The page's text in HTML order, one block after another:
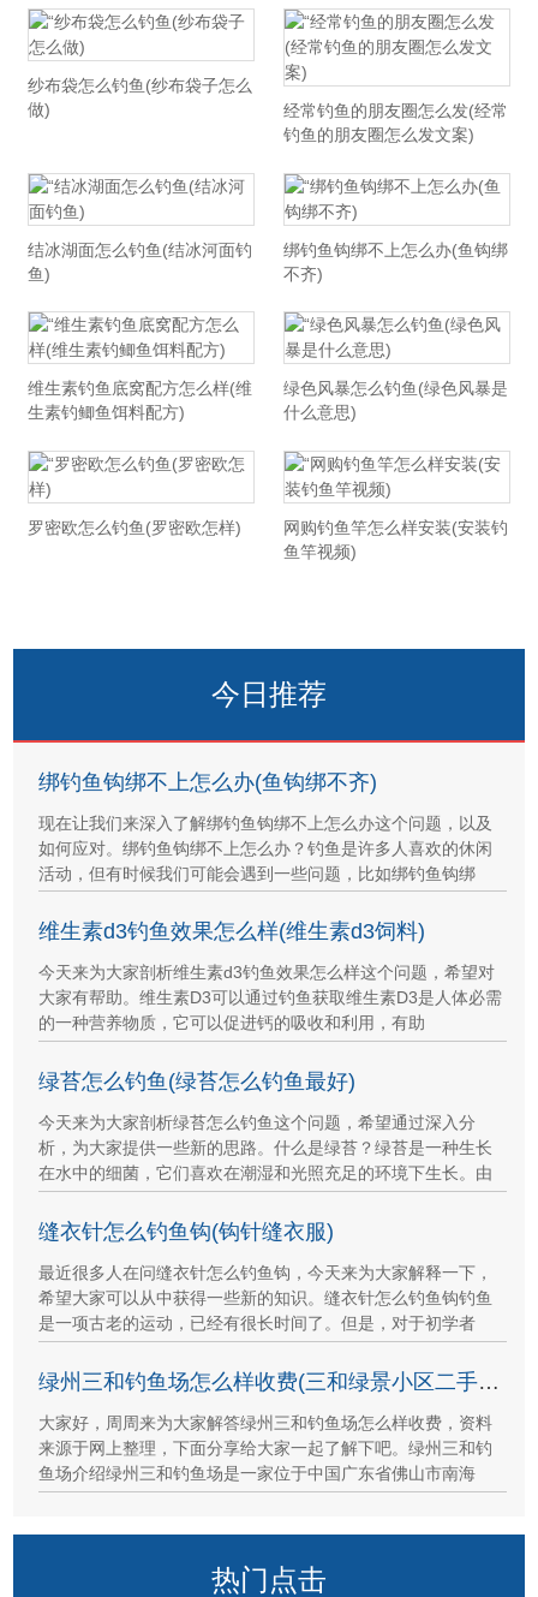
纱布袋怎么钓鱼(纱布袋子怎么
做)
经常钓鱼的朋友圈怎么发(经常
钓鱼的朋友圈怎么发文案)
结冰湖面怎么钓鱼(结冰河面钓
鱼)
绑钓鱼钩绑不上怎么办(鱼钩绑
不齐)
维生素钓鱼底窝配方怎么样(维
生素钓鲫鱼饵料配方)
绿色风暴怎么钓鱼(绿色风暴是
什么意思)
罗密欧怎么钓鱼(罗密欧怎样)
网购钓鱼竿怎么样安装(安装钓
鱼竿视频)
今日推荐
绑钓鱼钩绑不上怎么办(鱼钩绑不齐)
现在让我们来深入了解绑钓鱼钩绑不上怎么办这个问题，以及
如何应对。绑钓鱼钩绑不上怎么办？钓鱼是许多人喜欢的休闲
活动，但有时候我们可能会遇到一些问题，比如绑钓鱼钩绑
维生素d3钓鱼效果怎么样(维生素d3饲料)
今天来为大家剖析维生素d3钓鱼效果怎么样这个问题，希望对
大家有帮助。维生素D3可以通过钓鱼获取维生素D3是人体必需
的一种营养物质，它可以促进钙的吸收和利用，有助
绿苔怎么钓鱼(绿苔怎么钓鱼最好)
今天来为大家剖析绿苔怎么钓鱼这个问题，希望通过深入分
析，为大家提供一些新的思路。什么是绿苔？绿苔是一种生长
在水中的细菌，它们喜欢在潮湿和光照充足的环境下生长。由
缝衣针怎么钓鱼钩(钩针缝衣服)
最近很多人在问缝衣针怎么钓鱼钩，今天来为大家解释一下，
希望大家可以从中获得一些新的知识。缝衣针怎么钓鱼钩钓鱼
是一项古老的运动，已经有很长时间了。但是，对于初学者
绿州三和钓鱼场怎么样收费(三和绿景小区二手房出售)
大家好，周周来为大家解答绿州三和钓鱼场怎么样收费，资料
来源于网上整理，下面分享给大家一起了解下吧。绿州三和钓
鱼场介绍绿州三和钓鱼场是一家位于中国广东省佛山市南海
热门点击